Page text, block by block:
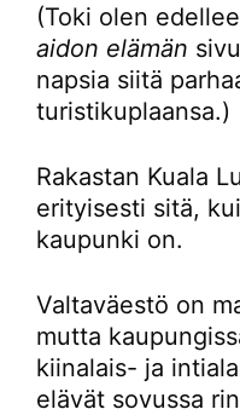
(Toki olen
aidon elämän
napsia siitä
turistikuplaansa.)
Rakastan Kuala
erityisesti sitä,
kaupunki on.
Valtaväestö on
mutta
kiinalais- ja
elävät sovussa